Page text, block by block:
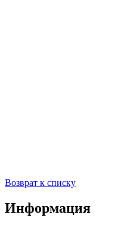
Возврат к списку
Информация